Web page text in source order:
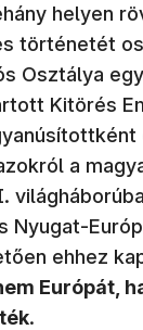
helyen
történetét
Osztálya
Kitörés
a
Nyugat-
ehhez
Európát,
.